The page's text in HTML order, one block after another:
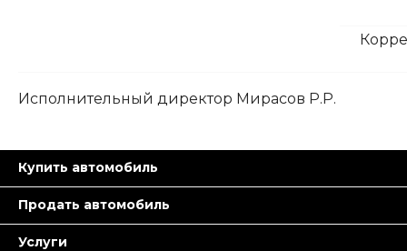
Исполнительный директор Мирасов Р.Р.
Купить автомобиль
Продать автомобиль
Услуги